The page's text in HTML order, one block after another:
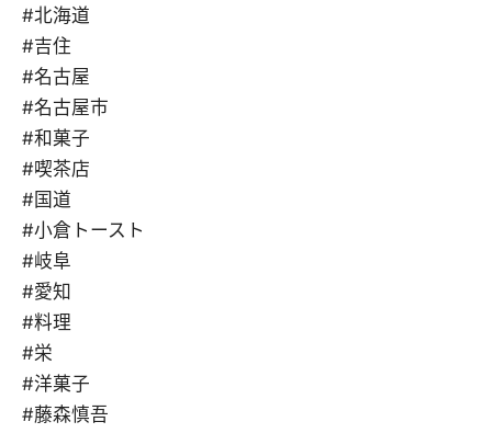
#北海道
#吉住
#名古屋
#名古屋市
#和菓子
#喫茶店
#国道
#小倉トースト
#岐阜
#愛知
#料理
#栄
#洋菓子
#藤森慎吾